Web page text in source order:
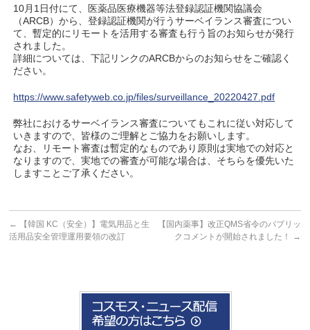
10月1日付にて、医薬品医療機器等法登録認証機関協議会
（ARCB）から、登録認証機関が行うサーベイランス審査につい
て、暫定的にリモートを活用する審査も行う旨のお知らせが発行
されました。
詳細については、下記リンクのARCBからのお知らせをご確認く
ださい。
https://www.safetyweb.co.jp/files/surveillance_20220427.pdf
弊社におけるサーベイランス審査についてもこれに従い対応して
いきますので、皆様のご理解とご協力をお願いします。
なお、リモート審査は暫定的なものであり原則は実地での対応と
なりますので、実地での審査が可能な場合は、そちらを優先いた
しますことご了承ください。
←
【韓国 KC（安全）】電気用品と生
活用品安全管理運用要領の改訂
【国内薬事】改正QMS省令のパブリッ
クコメントが開始されました！
→